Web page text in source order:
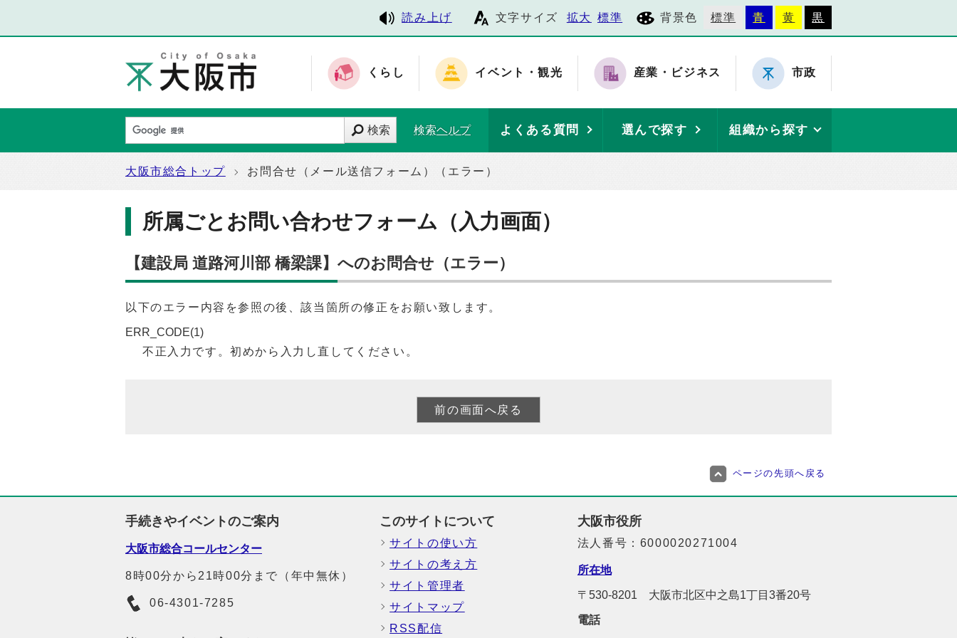
読み上げ 文字サイズ 拡大 標準 背景色 標準 青 黄 黒
くらし イベント・観光 産業・ビジネス 市政
検索 検索ヘルプ よくある質問 選んで探す 組織から探す
大阪市総合トップ お問合せ（メール送信フォーム）（エラー）
所属ごとお問い合わせフォーム（入力画面）
【建設局 道路河川部 橋梁課】へのお問合せ（エラー）
以下のエラー内容を参照の後、該当箇所の修正をお願い致します。
ERR_CODE(1)
不正入力です。初めから入力し直してください。
ページの先頭へ戻る
手続きやイベントのご案内
大阪市総合コールセンター
8時00分から21時00分まで（年中無休）
06-4301-7285
このサイトについて
サイトの使い方
サイトの考え方
サイト管理者
サイトマップ
RSS配信
大阪市役所
法人番号：6000020271004
所在地
〒530-8201 大阪市北区中之島1丁目3番20号
電話